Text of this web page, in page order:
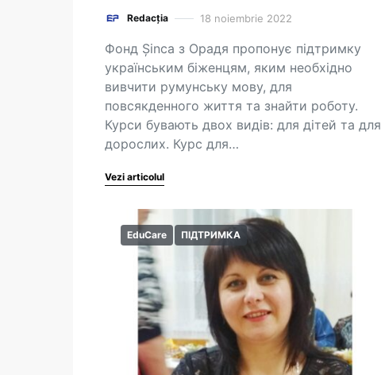
Redacția 18 noiembrie 2022
Фонд Şinca з Орадя пропонує підтримку
українським біженцям, яким необхідно
вивчити румунську мову, для
повсякденного життя та знайти роботу.
Курси бувають двох видів: для дітей та для
дорослих. Курс для…
Vezi articolul
EduCare ПІДТРИМКА